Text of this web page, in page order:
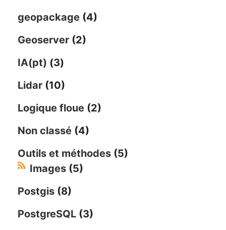
geopackage (4)
Geoserver (2)
IA(pt) (3)
Lidar (10)
Logique floue (2)
Non classé (4)
Outils et méthodes (5)
Images (5)
Postgis (8)
PostgreSQL (3)